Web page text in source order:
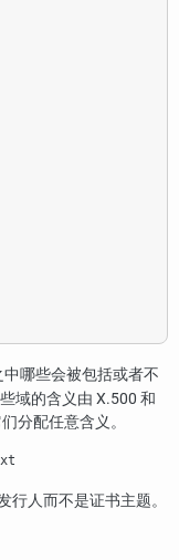
哪些会被包括或者不
域的含义由 X.500 和
分配任意含义。
行人而不是证书主题。